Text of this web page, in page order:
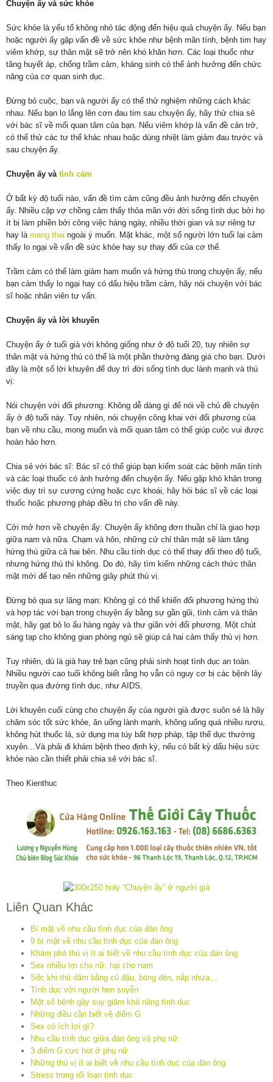
Chuyện ấy và sức khỏe
Sức khỏe là yếu tố không nhỏ tác động đến hiệu quả chuyện ấy. Nếu bạn
hoặc người ấy gặp vấn đề về sức khỏe như bệnh mãn tính, bệnh tim hay
viêm khớp, sự thân mật sẽ trở nên khó khăn hơn. Các loại thuốc như
tăng huyết áp, chống trầm cảm, kháng sinh có thể ảnh hưởng đến chức
năng của cơ quan sinh dục.
Đừng bỏ cuộc, bạn và người ấy có thể thử nghiệm những cách khác
nhau. Nếu bạn lo lắng lên cơn đau tim sau chuyện ấy, hãy thử chia sẻ
với bác sĩ về mối quan tâm của bạn. Nếu viêm khớp là vấn đề cản trở,
có thể thử các tư thế khác nhau hoặc dùng nhiệt làm giảm đau trước và
sau chuyện ấy.
Chuyện ấy và tình cảm
Ở bất kỳ độ tuổi nào, vấn đề tìm cảm cũng đều ảnh hưởng đến chuyện
ấy. Nhiều cặp vợ chồng cảm thấy thỏa mãn với đời sống tình dục bởi họ
ít bị làm phiền bởi công việc hàng ngày, nhiều thời gian và sự riêng tư
hay là mang thai ngoài ý muốn. Mặt khác, một số người lớn tuổi lại cảm
thấy lo ngại về vấn đề sức khỏe hay sự thay đổi của cơ thể.
Trầm cảm có thể làm giảm ham muốn và hứng thù trong chuyện ấy, nếu
bạn cảm thấy lo ngại hay có dấu hiệu trầm cảm, hãy nói chuyện với bác
sĩ hoặc nhân viên tư vấn.
Chuyện ấy và lời khuyên
Chuyện ấy ở tuổi già với không giống như ở độ tuổi 20, tuy nhiên sự
thân mật và hứng thú có thể là một phần thưởng đáng giá cho bạn. Dưới
đây là một số lời khuyên để duy trì đời sống tình dục lành mạnh và thú
vị:
Nói chuyện với đối phương: Không dễ dàng gì để nói về chủ đề chuyện
ấy ở độ tuổi này. Tuy nhiên, nói chuyện công khai với đối phương của
bạn về nhu cầu, mong muốn và mối quan tâm có thể giúp cuộc vui được
hoàn hảo hơn.
Chia sẻ với bác sĩ: Bác sĩ có thể giúp bạn kiểm soát các bệnh mãn tính
và các loại thuốc có ảnh hưởng đến chuyện ấy. Nếu gặp khó khăn trong
việc duy trì sự cương cứng hoặc cực khoái, hãy hỏi bác sĩ về các loại
thuốc hoặc phương pháp điều trị cho vấn đề này.
Cởi mở hơn về chuyện ấy: Chuyện ấy không đơn thuần chỉ là giao hợp
giữa nam và nữa. Chạm và hôn, những cử chỉ thân mật sẽ làm tăng
hứng thú giữa cả hai bên. Nhu cầu tình dục có thể thay đổi theo độ tuổi,
nhưng hứng thú thì không. Do đó, hãy tìm kiếm những cách thức thân
mật mới để tạo nên những giây phút thú vị.
Đừng bỏ qua sự lãng mạn: Không gì có thể khiến đối phương hứng thú
và hợp tác với bạn trong chuyện ấy bằng sự gần gũi, tình cảm và thân
mật, hãy gạt bỏ lo ấu hàng ngày và thư giãn với đối phương. Một chút
sáng tạp cho không gian phòng ngủ sẽ giúp cả hai cảm thấy thú vị hơn.
Tuy nhiên, dù là già hay trẻ bạn cũng phải sinh hoạt tình dục an toàn.
Nhiều người cao tuổi không biết rằng họ vẫn có nguy cơ bị các bệnh lây
truyền qua đường tình dục, như AIDS.
Lời khuyên cuối cùng cho chuyện ấy của người già được suôn sẻ là hãy
chăm sóc tốt sức khỏe, ăn uống lành mạnh, không uống quá nhiều rượu,
không hút thuốc lá, sử dụng ma túy bất hợp pháp, tập thể dục thường
xuyên…Và phải đi khám bệnh theo định kỳ, nếu có bất kỳ dấu hiệu sức
khỏe nào cần thiết phải chia sẻ với bác sĩ.
Theo Kienthuc
Liên Quan Khác
Bí mật về nhu cầu tình dục của đàn ông
9 bí mật về nhu cầu tình dục của đàn ông
Khám phá thú vị ít ai biết về nhu cầu tình dục của đàn ông
Sex nhiều lợi cho nữ, hại cho nam
Sốc khi thủ dâm bằng củ đậu, bóng đèn, nắp nhựa…
Tình dục với người hen suyễn
Một số bệnh gây suy giảm khả năng tình dục
Những điều cần biết về điểm G
Sex có ích lợi gì?
Nhu cầu tình dục giữa đàn ông và phụ nữ
3 điểm G cực hot ở phụ nữ
Những thú vị ít ai biết về nhu cầu tình dục của đàn ông
Stress trong rối loạn tình dục